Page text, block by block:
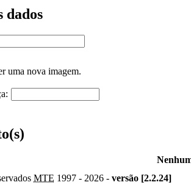
dados
uma nova imagem.
MTE 1997 - 2026 - versão [2.2.24]